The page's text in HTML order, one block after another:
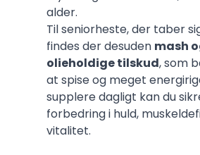
alder.
Til seniorheste, der taber
findes der desuden mash
olieholdige tilskud, som
at spise og meget
supplere dagligt kan du
forbedring i huld,
vitalitet.